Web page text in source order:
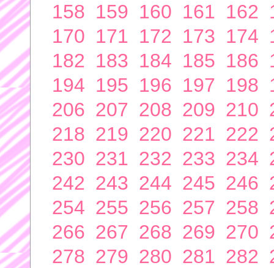
158 159 160 161 162
170 171 172 173 174
182 183 184 185 186
194 195 196 197 198
206 207 208 209 210
218 219 220 221 222
230 231 232 233 234
242 243 244 245 246
254 255 256 257 258
266 267 268 269 270
278 279 280 281 282